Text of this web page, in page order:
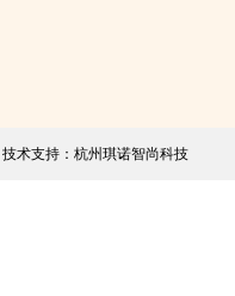
技术支持：杭州琪诺智尚科技